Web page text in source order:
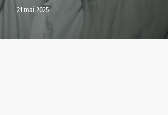
21 mai 2025